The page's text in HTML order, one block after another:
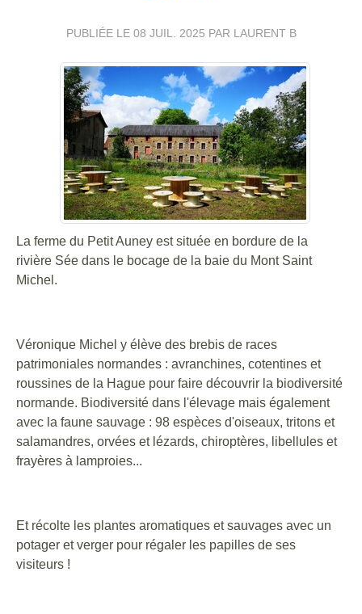
PUBLIÉE LE 08 JUIL. 2025 PAR LAURENT B
La ferme du Petit Auney est située en bordure de la
rivière Sée dans le bocage de la baie du Mont Saint
Michel.
Véronique Michel y élève des brebis de races
patrimoniales normandes : avranchines, cotentines et
roussines de la Hague pour faire découvrir la biodiversité
normande. Biodiversité dans l'élevage mais également
avec la faune sauvage : 98 espèces d'oiseaux, tritons et
salamandres, orvées et lézards, chiroptères, libellules et
frayères à lamproies...
Et récolte les plantes aromatiques et sauvages avec un
potager et verger pour régaler les papilles de ses
visiteurs !